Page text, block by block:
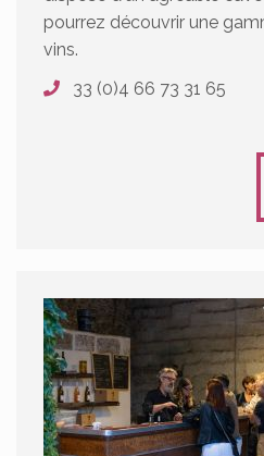
pourrez découvrir une
vins.
33 (0)4 66 73 31 65